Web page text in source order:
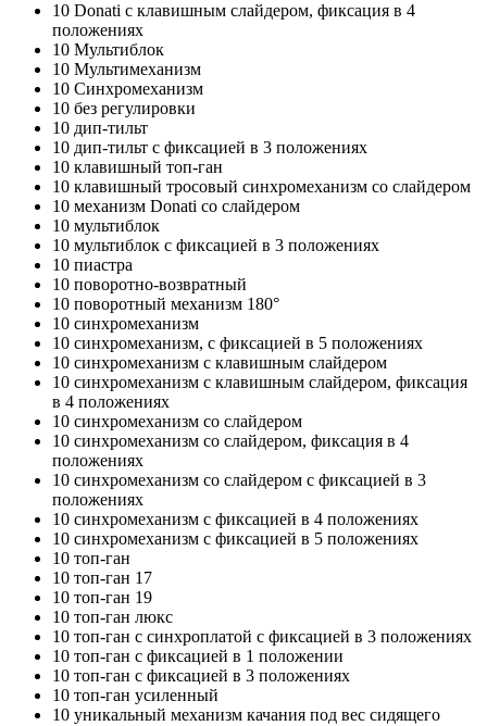
10 Donati с клавишным слайдером, фиксация в 4
положениях
10 Мультиблок
10 Мультимеханизм
10 Синхромеханизм
10 без регулировки
10 дип-тильт
10 дип-тильт с фиксацией в 3 положениях
10 клавишный топ-ган
10 клавишный тросовый синхромеханизм со слайдером
10 механизм Donati со слайдером
10 мультиблок
10 мультиблок с фиксацией в 3 положениях
10 пиастра
10 поворотно-возвратный
10 поворотный механизм 180°
10 синхромеханизм
10 синхромеханизм, с фиксацией в 5 положениях
10 синхромеханизм с клавишным слайдером
10 синхромеханизм с клавишным слайдером, фиксация
в 4 положениях
10 синхромеханизм со слайдером
10 синхромеханизм со слайдером, фиксация в 4
положениях
10 синхромеханизм со слайдером с фиксацией в 3
положениях
10 синхромеханизм с фиксацией в 4 положениях
10 синхромеханизм с фиксацией в 5 положениях
10 топ-ган
10 топ-ган 17
10 топ-ган 19
10 топ-ган люкс
10 топ-ган с синхроплатой с фиксацией в 3 положениях
10 топ-ган с фиксацией в 1 положении
10 топ-ган с фиксацией в 3 положениях
10 топ-ган усиленный
10 уникальный механизм качания под вес сидящего